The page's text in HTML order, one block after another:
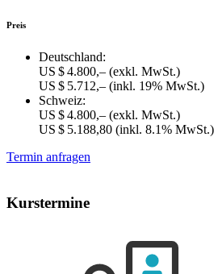
Preis
Deutschland:
US $ 4.800,– (exkl. MwSt.)
US $ 5.712,– (inkl. 19% MwSt.)
Schweiz:
US $ 4.800,– (exkl. MwSt.)
US $ 5.188,80 (inkl. 8.1% MwSt.)
Termin anfragen
Kurstermine